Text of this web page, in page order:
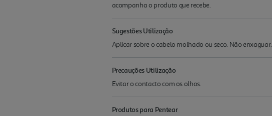
acompanha o produto que recebe.
Sugestões Utilização
Aplicar sobre o cabelo molhado ou seco. Não enxaguar.
Precauções Utilização
Evitar o contacto com os olhos.
Produtos para Pentear